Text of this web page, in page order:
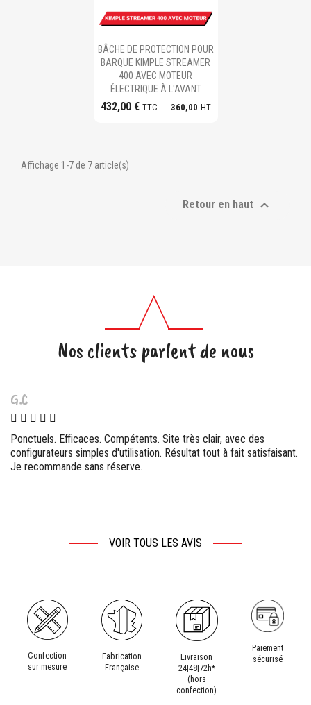
Ajouter au panier
BÂCHE DE PROTECTION POUR
BARQUE KIMPLE STREAMER
400 AVEC MOTEUR
ÉLECTRIQUE À L'AVANT
432,00 € TTC 360,00 HT
Affichage 1-7 de 7 article(s)
Retour en haut 
Nos clients parlent de nous
G.C
Ponctuels. Efficaces. Compétents. Site très clair, avec des
configurateurs simples d'utilisation. Résultat tout à fait satisfaisant.
Je recommande sans réserve.
VOIR TOUS LES AVIS
Confection
sur mesure
Fabrication
Française
Livraison
24|48|72h*
(hors
confection)
Paiement
sécurisé